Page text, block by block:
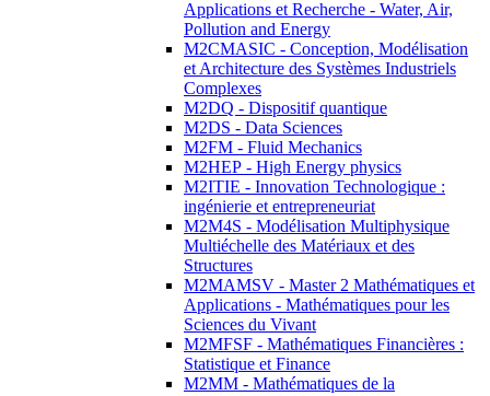
Applications et Recherche - Water, Air,
Pollution and Energy
M2CMASIC - Conception, Modélisation
et Architecture des Systèmes Industriels
Complexes
M2DQ - Dispositif quantique
M2DS - Data Sciences
M2FM - Fluid Mechanics
M2HEP - High Energy physics
M2ITIE - Innovation Technologique :
ingénierie et entrepreneuriat
M2M4S - Modélisation Multiphysique
Multiéchelle des Matériaux et des
Structures
M2MAMSV - Master 2 Mathématiques et
Applications - Mathématiques pour les
Sciences du Vivant
M2MFSF - Mathématiques Financières :
Statistique et Finance
M2MM - Mathématiques de la